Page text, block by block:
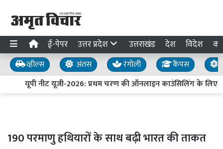
ई-पेपर उत्तर प्रदेश उत्तराखंड देश विदेश
व्हील्स अंतस रंगोली कैंपस
यूपी नीट यूजी-2026: प्रथम चरण की ऑनलाइन काउंसिलिंग के लिए
190 परमाणु हथियारों के साथ बढ़ी भारत की ताकत